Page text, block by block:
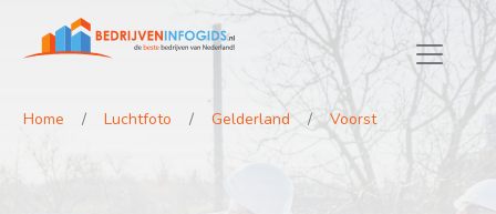
Home Luchtfoto Gelderland Voorst